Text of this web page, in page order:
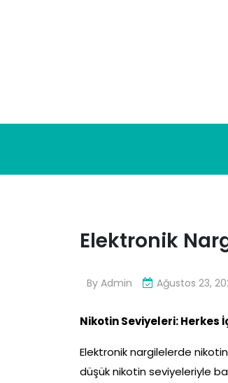
Elektronik
By Admin Ağustos 23,
Nikotin Seviyeleri: Herkes
Elektronik nargilelerde
düşük nikotin seviyeleriyle